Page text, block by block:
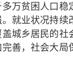
多万贫困人口稳
就业状况持续
盖城乡居民的社
善，社会大局